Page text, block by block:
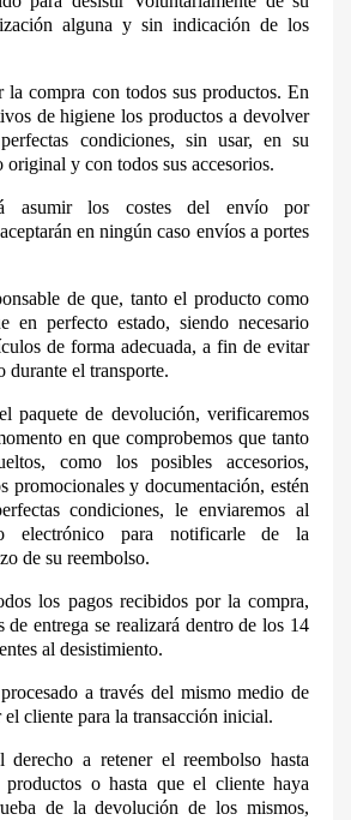
alguna y sin indicación de los
la compra con todos sus productos. En
de higiene los productos a devolver
condiciones, sin usar, en su
original y con todos sus accesorios.
asumir los costes del envío por
en ningún caso envíos a portes
de que, tanto el producto como
en perfecto estado, siendo necesario
de forma adecuada, a fin de evitar
durante el transporte.
paquete de devolución, verificaremos
en que comprobemos que tanto
como los posibles accesorios,
promocionales y documentación, estén
condiciones, le enviaremos al
electrónico para notificarle de la
de su reembolso.
los pagos recibidos por la compra,
de entrega se realizará dentro de los 14
al desistimiento.
a través del mismo medio de
cliente para la transacción inicial.
derecho a retener el reembolso hasta
o hasta que el cliente haya
de la devolución de los mismos,